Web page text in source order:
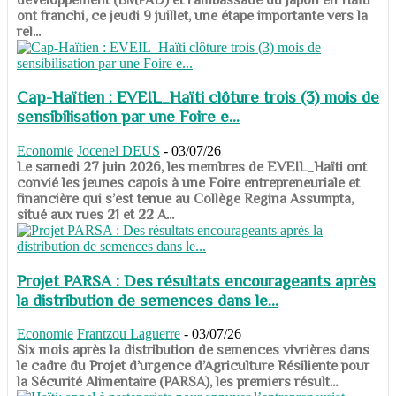
ont franchi, ce jeudi 9 juillet, une étape importante vers la
rel...
Cap-Haïtien : EVEIL_Haïti clôture trois (3) mois de
sensibilisation par une Foire e...
Economie Jocenel DEUS - 03/07/26
Le samedi 27 juin 2026, les membres de EVEIL_Haïti ont
convié les jeunes capois à une Foire entrepreneuriale et
financière qui s’est tenue au Collège Regina Assumpta,
situé aux rues 21 et 22 A...
Projet PARSA : Des résultats encourageants après
la distribution de semences dans le...
Economie Frantzou Laguerre - 03/07/26
​​​​​​​Six mois après la distribution de semences vivrières dans
le cadre du Projet d’urgence d’Agriculture Résiliente pour
la Sécurité Alimentaire (PARSA), les premiers résult...